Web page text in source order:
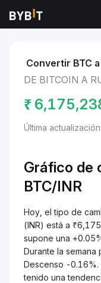
Mercados
Convertir BTC a
DE BITCOIN A
₹
Última
Gráfico de
BTC/INR
Hoy, el tipo de
(INR) está a
supone una
Durante la semana
Descenso -0.16%.
tenido una